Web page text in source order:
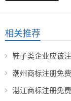
相关推荐
鞋子类企业应该
潮州商标注册免
湛江商标注册免